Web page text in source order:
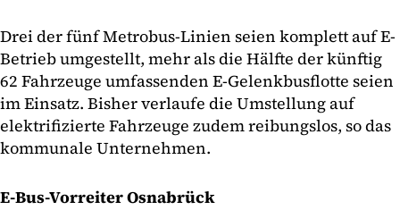
Drei der fünf Metrobus-Linien seien komplett auf E-
Betrieb umgestellt, mehr als die Hälfte der künftig
62 Fahrzeuge umfassenden E-Gelenkbusflotte seien
im Einsatz. Bisher verlaufe die Umstellung auf
elektrifizierte Fahrzeuge zudem reibungslos, so das
kommunale Unternehmen.
E-Bus-Vorreiter Osnabrück